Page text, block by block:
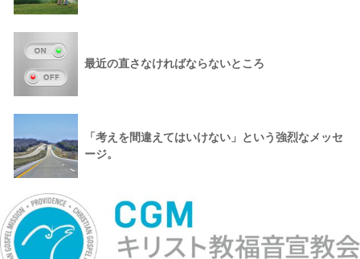
最近の直さなければならないところ
「考えを間違えてはいけない」という強烈なメッセ
ージ。